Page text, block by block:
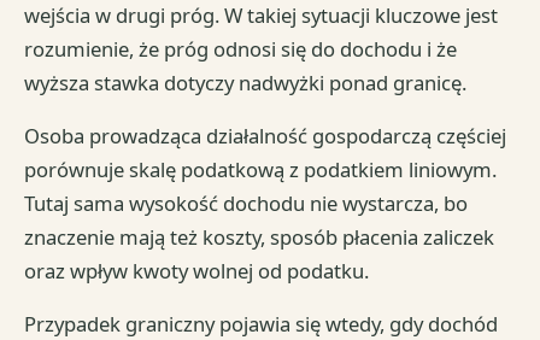
wejścia w drugi próg. W takiej sytuacji kluczowe jest
rozumienie, że próg odnosi się do dochodu i że
wyższa stawka dotyczy nadwyżki ponad granicę.
Osoba prowadząca działalność gospodarczą częściej
porównuje skalę podatkową z podatkiem liniowym.
Tutaj sama wysokość dochodu nie wystarcza, bo
znaczenie mają też koszty, sposób płacenia zaliczek
oraz wpływ kwoty wolnej od podatku.
Przypadek graniczny pojawia się wtedy, gdy dochód